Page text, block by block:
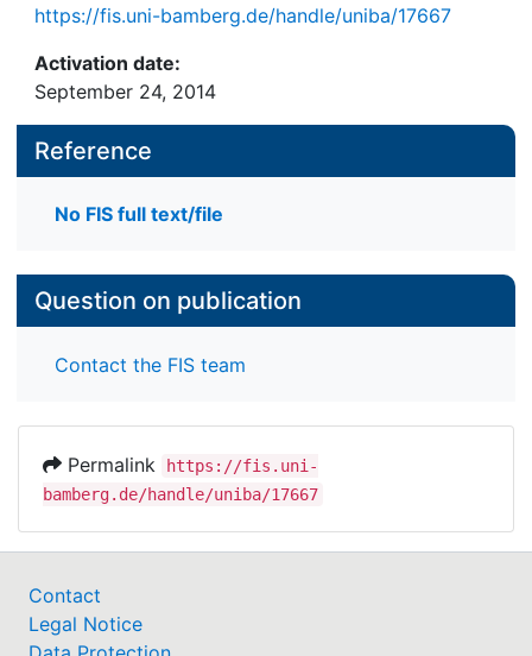
https://fis.uni-bamberg.de/handle/uniba/17667
Activation date:
September 24, 2014
Reference
No FIS full text/file
Question on publication
Contact the FIS team
Permalink
https://fis.uni-
bamberg.de/handle/uniba/17667
Contact
Legal Notice